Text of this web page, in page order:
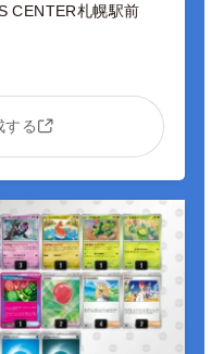
CENTER札幌駅前
する